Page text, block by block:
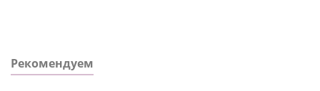
Рекомендуем